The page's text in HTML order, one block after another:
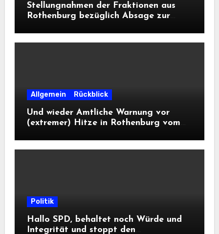
Stellungnahmen der Fraktionen aus
Rothenburg bezüglich Absage zur
Allgemein Rückblick
Und wieder Amtliche Warnung vor
(extremer) Hitze in Rothenburg vom
Politik
Hallo SPD, behaltet noch Würde und
Integrität und stoppt den